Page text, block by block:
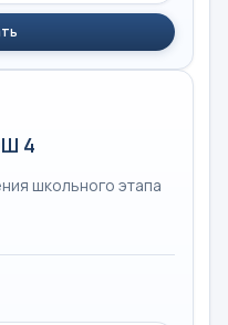
4
школьного этапа